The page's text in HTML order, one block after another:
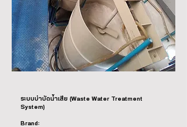
ระบบบำบัดน้ำเสีย (Waste Water Treatment
System)
Brand: